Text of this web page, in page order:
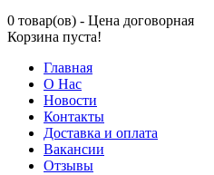
0 товар(ов) - Цена договорная
Корзина пуста!
Главная
О Нас
Новости
Контакты
Доставка и оплата
Вакансии
Отзывы